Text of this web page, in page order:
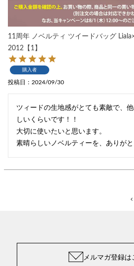
11周年 ノベルティ ツイードバッグ
2012【1】
購入者
投稿日 2024/09/30
ツィードの生地感がとても素敵で、
しいくらいです！！
大切に使いたいと思います。
メルマガ登録は